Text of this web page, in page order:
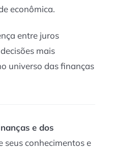
econômica.
entre juros
mais
universo das finanças
e dos
seus conhecimentos e